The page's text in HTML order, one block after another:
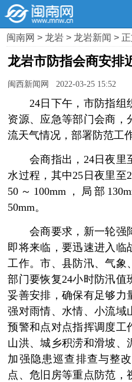
闽南网>龙岩>龙岩新闻>
龙岩市防指会商安排
闽西新闻网 2022-03-25 15:52
24日下午，市防指组
资源、应急等部门会商，
流天气情况，部署防范工作
会商指出，24日夜里
水过程，其中25日夜里至
50～100mm，局部
50mm。
会商要求，新一轮强
即将来临，要迅速进入临
工作。市、县防汛、气象
部门要恢复24小时防汛值
妥善安排，确保有足够力
强对雨情、水情、小流域
预警和点对点指挥调度工
山洪、城乡积涝和滑坡、
加强隐患巡查排查与整
点、危旧房等重点防范，